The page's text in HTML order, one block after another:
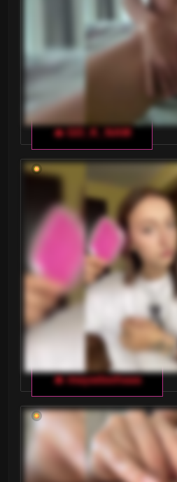
Małe piersi
Nastolatki 18+
Ogolone cipki
Owłosione cipki
Palenie
Rude
Sex Grupowy
Stopy Fetysz
Studentki
Umięśnione
Wielkie Cyce
Wielkie Piersi
Wytrysk kobiecy
XXL
Zabawa analna
🔥 GO_K_NAM
🔥 mayadashaaa